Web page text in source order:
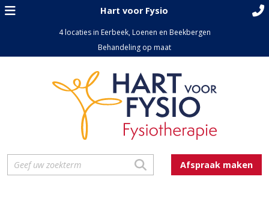
Hart voor Fysio
4 locaties in Eerbeek, Loenen en Beekbergen
Behandeling op maat
Afspraak maken